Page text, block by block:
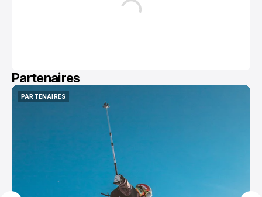
Partenaires
PARTENAIRES